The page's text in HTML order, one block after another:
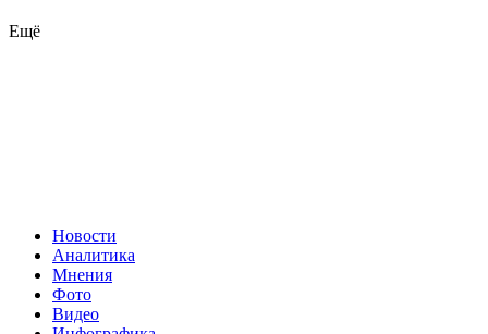
Ещё
Новости
Аналитика
Мнения
Фото
Видео